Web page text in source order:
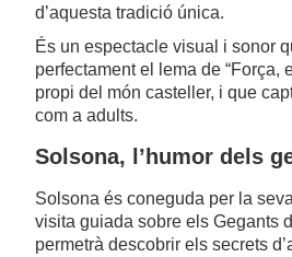
d’aquesta tradició única.
És un espectacle visual i sonor
perfectament el lema de “Força,
propi del món casteller, i que
com a adults.
Solsona, l’humor dels
Solsona és coneguda per la
visita guiada sobre els Gegants
permetrà descobrir els secrets